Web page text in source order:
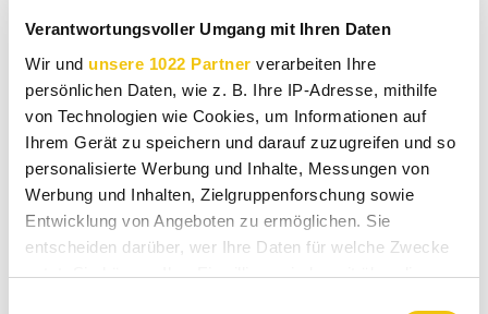
Verantwortungsvoller Umgang mit Ihren Daten
Wir und unsere 1022 Partner verarbeiten Ihre
persönlichen Daten, wie z. B. Ihre IP-Adresse, mithilfe
von Technologien wie Cookies, um Informationen auf
Ihrem Gerät zu speichern und darauf zuzugreifen und so
personalisierte Werbung und Inhalte, Messungen von
Werbung und Inhalten, Zielgruppenforschung sowie
Entwicklung von Angeboten zu ermöglichen. Sie
entscheiden darüber, wer Ihre Daten für welche Zwecke
nutzt. Sie können Ihre Einwilligung jederzeit über die
Xiaoping sitzt mir gegenüber. Ich sehe gegen das einfallende Licht nur
ihren Schatten.